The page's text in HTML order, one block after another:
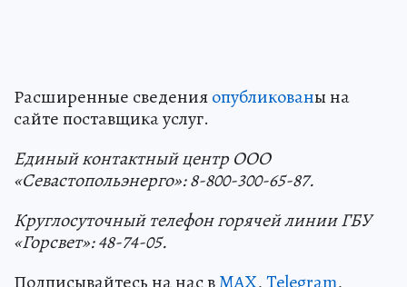
Расширенные сведенияопубликованы на
сайте поставщика услуг.
Единый контактный центр OOO
«Севастопольэнерго»: 8-800-300-65-87.
Круглосуточный телефон горячей линии ГБУ
«Горсвет»: 48-74-05.
Подписывайтесь на нас вMAX,Telegram,